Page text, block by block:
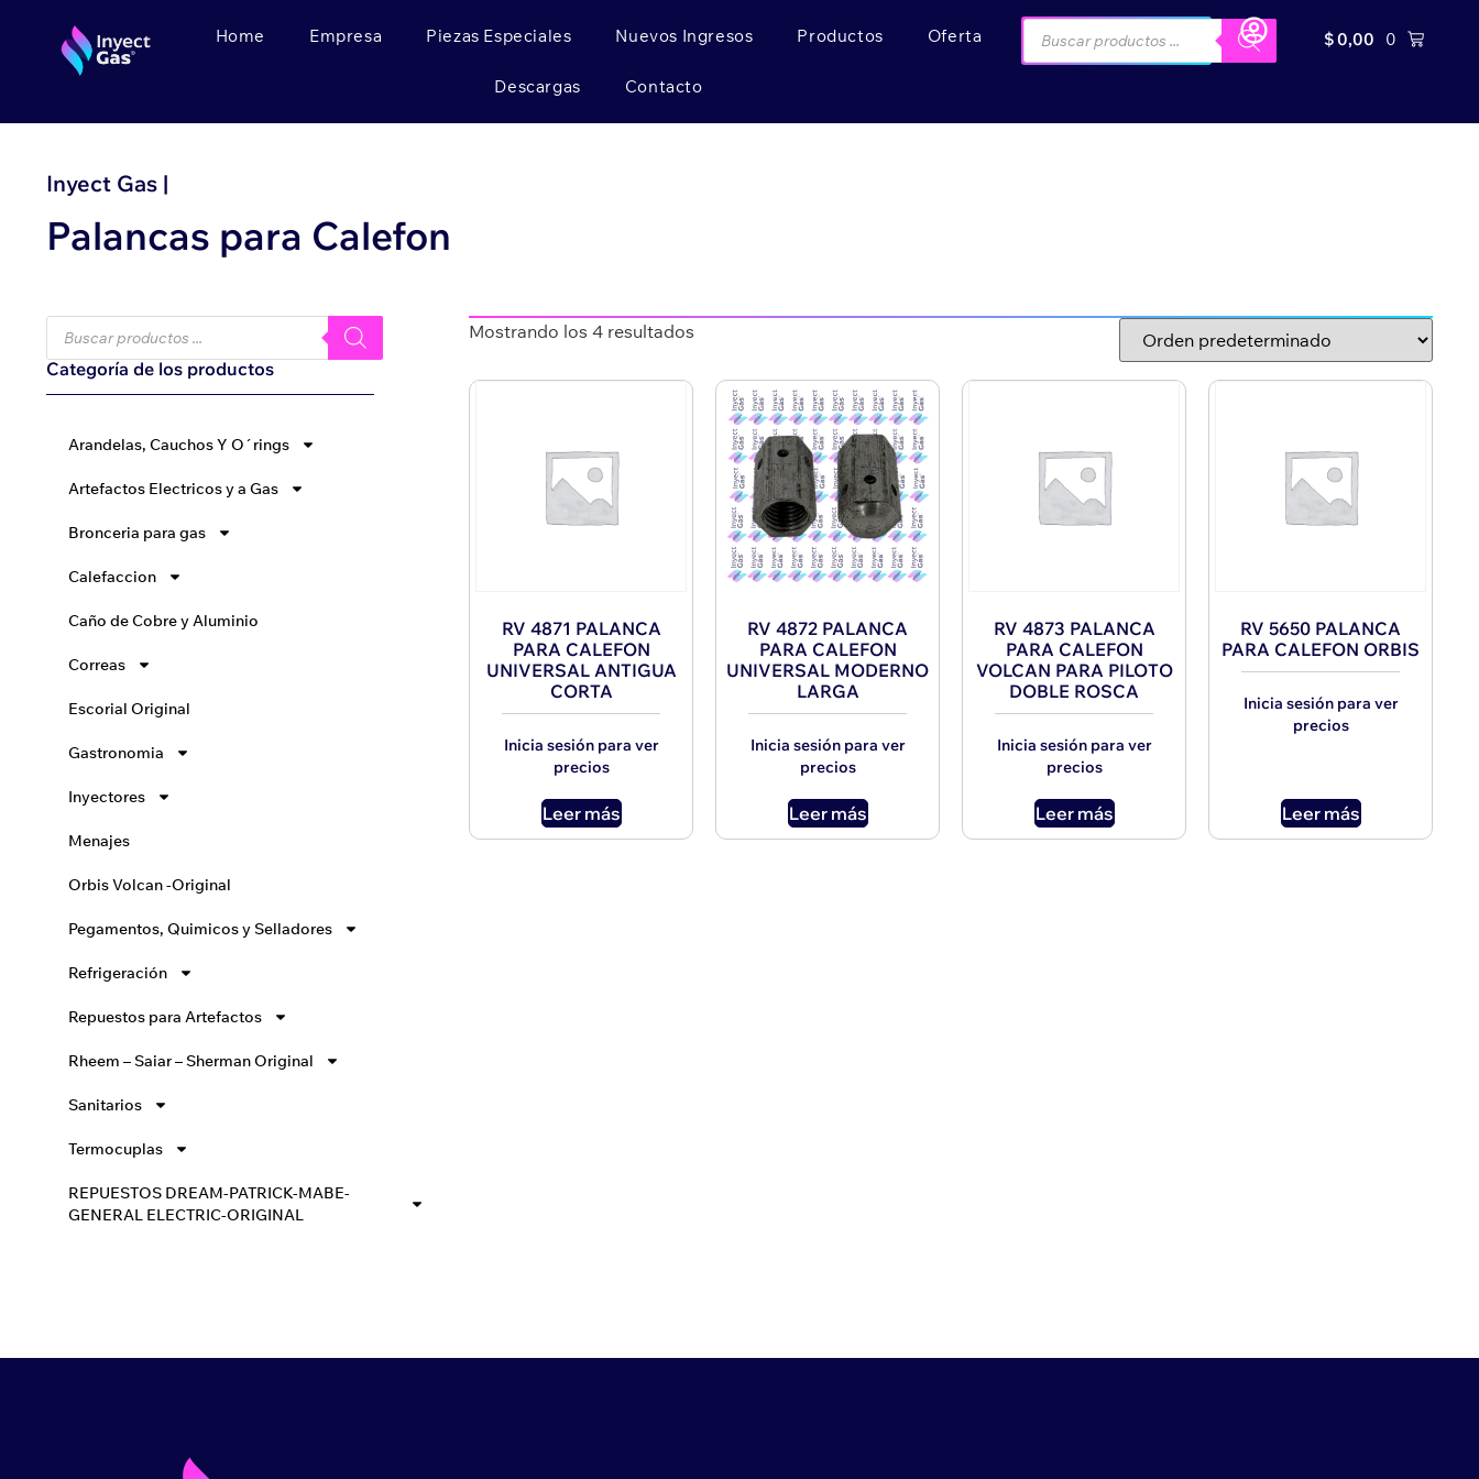
Home Empresa Piezas Especiales Nuevos Ingresos Productos Oferta
Descargas Contacto
$0,00 0
Inyect Gas |
Palancas para Calefon
Categoría de los productos
Arandelas, Cauchos Y O´rings
Artefactos Electricos y a Gas
Bronceria para gas
Calefaccion
Caño de Cobre y Aluminio
Correas
Escorial Original
Gastronomia
Inyectores
Menajes
Orbis Volcan -Original
Pegamentos, Quimicos y Selladores
Refrigeración
Repuestos para Artefactos
Rheem – Saiar – Sherman Original
Sanitarios
Termocuplas
REPUESTOS DREAM-PATRICK-MABE-
GENERAL ELECTRIC-ORIGINAL
Mostrando los 4 resultados
RV 4871 PALANCA
PARA CALEFON
UNIVERSAL ANTIGUA
CORTA
Inicia sesión para ver
precios
Leer más
RV 4872 PALANCA
PARA CALEFON
UNIVERSAL MODERNO
LARGA
Inicia sesión para ver
precios
Leer más
RV 4873 PALANCA
PARA CALEFON
VOLCAN PARA PILOTO
DOBLE ROSCA
Inicia sesión para ver
precios
Leer más
RV 5650 PALANCA
PARA CALEFON ORBIS
Inicia sesión para ver
precios
Leer más